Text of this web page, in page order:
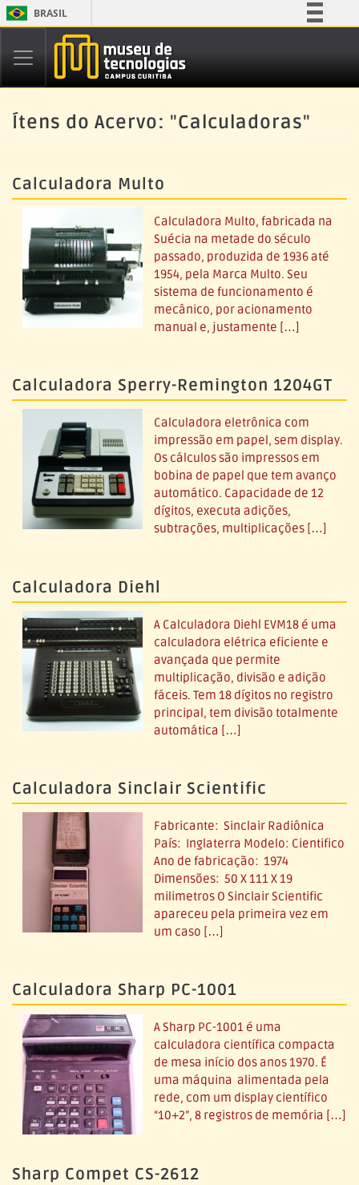
BRASIL
Participe
Acesso à informação
Ítens do Acervo: "Calculadoras"
Calculadora Multo
Calculadora Multo, fabricada na
Suécia na metade do século
passado, produzida de 1936 até
1954, pela Marca Multo. Seu
sistema de funcionamento é
mecânico, por acionamento
manual e, justamente […]
Calculadora Sperry-Remington 1204GT
Calculadora eletrônica com
impressão em papel, sem display.
Os cálculos são impressos em
bobina de papel que tem avanço
automático. Capacidade de 12
dígitos, executa adições,
subtrações, multiplicações […]
Calculadora Diehl
A Calculadora Diehl EVM18 é uma
calculadora elétrica eficiente e
avançada que permite
multiplicação, divisão e adição
fáceis. Tem 18 dígitos no registro
principal, tem divisão totalmente
automática […]
Calculadora Sinclair Scientific
Fabricante: Sinclair Radiônica
País: Inglaterra Modelo: Cientifico
Ano de fabricação: 1974
Dimensões: 50 X 111 X 19
milimetros O Sinclair Scientific
apareceu pela primeira vez em
um caso […]
Calculadora Sharp PC-1001
A Sharp PC-1001 é uma
calculadora científica compacta
de mesa início dos anos 1970. É
uma máquina alimentada pela
rede, com um display científico
“10+2”, 8 registros de memória […]
Sharp Compet CS-2612